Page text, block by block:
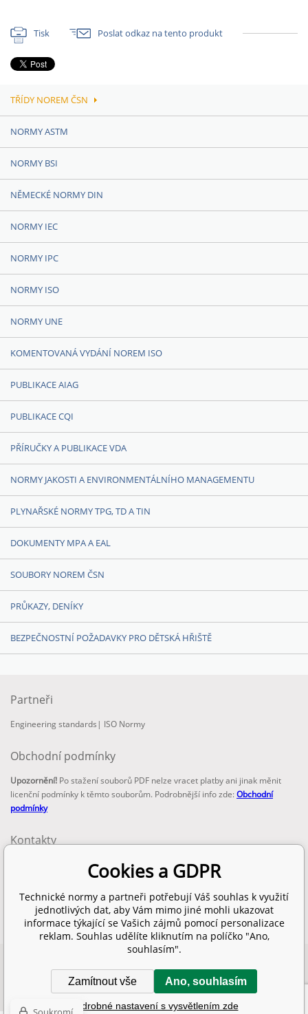
Tisk Poslat odkaz na tento produkt
TŘÍDY NOREM ČSN
NORMY ASTM
NORMY BSI
NĚMECKÉ NORMY DIN
NORMY IEC
NORMY IPC
NORMY ISO
NORMY UNE
KOMENTOVANÁ VYDÁNÍ NOREM ISO
PUBLIKACE AIAG
PUBLIKACE CQI
PŘÍRUČKY A PUBLIKACE VDA
NORMY JAKOSTI A ENVIRONMENTÁLNÍHO MANAGEMENTU
PLYNAŘSKÉ NORMY TPG, TD A TIN
DOKUMENTY MPA A EAL
SOUBORY NOREM ČSN
PRŮKAZY, DENÍKY
BEZPEČNOSTNÍ POŽADAVKY PRO DĚTSKÁ HŘIŠTĚ
Partneři
Engineering standards | ISO Normy
Obchodní podmínky
Upozornění! Po stažení souborů PDF nelze vracet platby ani jinak měnit
licenční podmínky k těmto souborům. Podrobnější info zde:Obchodní
podmínky
Kontakty
info@technickenormy.cz
obchod@technickenormy.cz
Telefon:
+420 377 387 684
SITEMAP
WWW stránky dodal BINARGON.cz
Cookies a GDPR
Technické normy a partneři potřebují Váš souhlas k využití
jednotlivých dat, aby Vám mimo jiné mohli ukazovat
informace týkající se Vašich zájmů pomocí personalizace
reklam. Souhlas udělíte kliknutím na políčko "Ano,
souhlasím".
Zamítnout vše Ano, souhlasím
Podrobné nastavení s vysvětlením zde